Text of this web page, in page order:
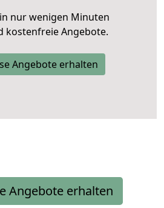
in nur wenigen Minuten
kostenfreie Angebote.
Angebote erhalten
Angebote erhalten